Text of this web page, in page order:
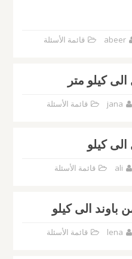
abeer قائمة الأسئلة
كيلو متر
jana قائمة الأسئلة
كيلو
ali قائمة الأسئلة
باوند الى كيلو
lena قائمة الأسئلة